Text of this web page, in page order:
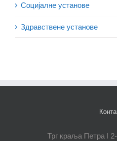
Социјалне установе
Здравствене установе
Трг краља Петра I